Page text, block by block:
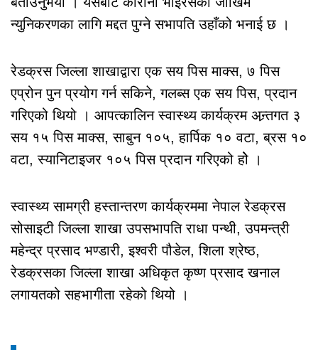
न्युनिकरणका लागि मद्दत पुग्ने सभापति उहाँको भनाई छ ।
रेडक्रस जिल्ला शाखाद्वारा एक सय पिस माक्स, ७ पिस
एप्रोन पुन प्रयोग गर्न सकिने, गलब्स एक सय पिस, प्रदान
गरिएको थियो । आपत्कालिन स्वास्थ्य कार्यक्रम अन्र्तगत ३
सय १५ पिस माक्स, साबुन १०५, हार्पिक १० वटा, ब्रस १०
वटा, स्यानिटाइजर १०५ पिस प्रदान गरिएको होे ।
स्वास्थ्य सामग्री हस्तान्तरण कार्यक्रममा नेपाल रेडक्रस
सोसाइटी जिल्ला शाखा उपसभापति राधा पन्थी, उपमन्त्री
महेन्द्र प्रसाद भण्डारी, इश्वरी पौडेल, शिला श्रेष्ठ,
रेडक्रसका जिल्ला शाखा अधिकृत कृष्ण प्रसाद खनाल
लगायतको सहभागीता रहेको थियो ।